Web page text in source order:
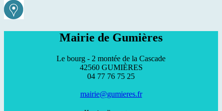
Mairie de Gumières
Le bourg - 2 montée de la Cascade
42560 GUMIÈRES
04 77 76 75 25
mairie@gumieres.fr